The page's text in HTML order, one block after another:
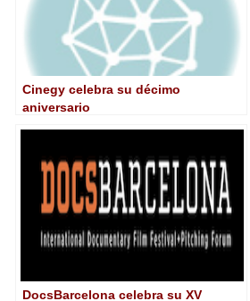
Cinegy celebra su décimo
aniversario
DocsBarcelona celebra su XV